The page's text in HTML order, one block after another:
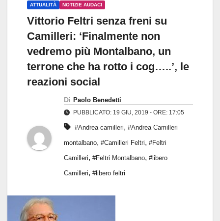
ATTUALITÀ NOTIZIE AUDACI
Vittorio Feltri senza freni su
Camilleri: ‘Finalmente non
vedremo più Montalbano, un
terrone che ha rotto i cog…..’, le
reazioni social
Di Paolo Benedetti
PUBBLICATO: 19 GIU, 2019 - ORE: 17:05
#Andrea camilleri, #Andrea Camilleri
montalbano, #Camilleri Feltri, #Feltri
Camilleri, #Feltri Montalbano, #libero
Camilleri, #libero feltri